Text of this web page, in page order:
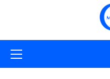
primario